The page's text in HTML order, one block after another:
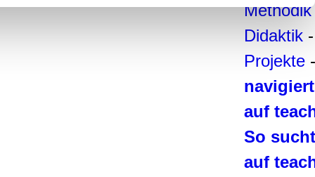
Didaktik -
Projekte
auf
So
auf